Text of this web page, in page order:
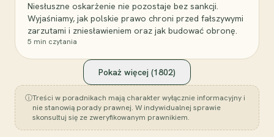
Niesłuszne oskarżenie nie pozostaje bez sankcji.
Wyjaśniamy, jak polskie prawo chroni przed fałszywymi
zarzutami i zniesławieniem oraz jak budować obronę.
5 min czytania
Pokaż więcej (1802)
ⓘTreści w poradnikach mają charakter wyłącznie informacyjny i
nie stanowią porady prawnej. W indywidualnej sprawie
skonsultuj się ze zweryfikowanym prawnikiem.